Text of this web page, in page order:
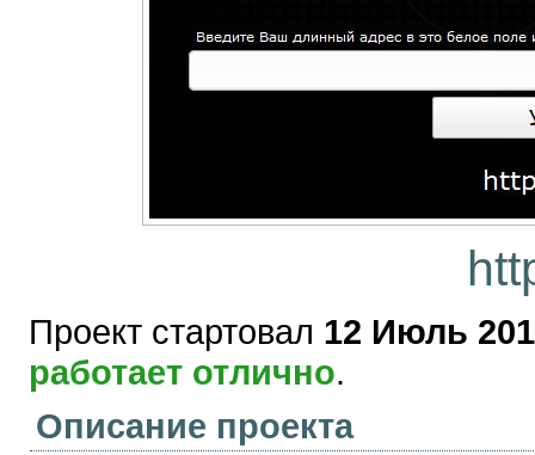
Проект стартовал 12 Июль
работает отлично.
Описание проекта